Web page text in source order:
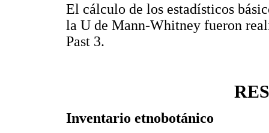
El cálculo de los estadísticos
la U de Mann-Whitney fueron
Past 3.
Inventario etnobotánico